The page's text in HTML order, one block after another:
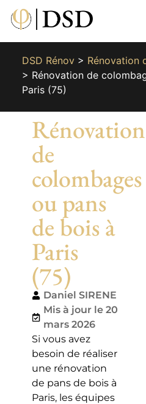
DSD Rénov> Rénovation
> Rénovation de
Paris (75)
Rénovation
de
colombages
ou pans
de bois à
Paris
(75)
Daniel SIRENE
Mis à jour le 20
mars 2026
Si vous avez
besoin de réaliser
une rénovation
de pans de bois à
Paris, les équipes